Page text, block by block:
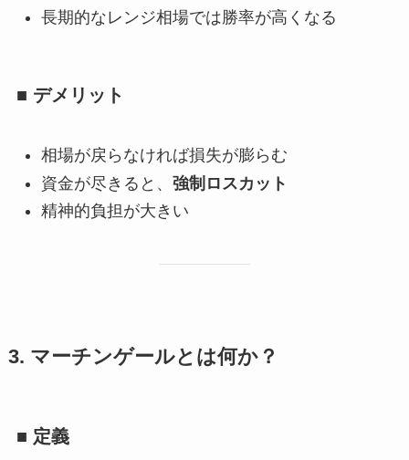
長期的なレンジ相場では勝率が高くなる
■ デメリット
相場が戻らなければ損失が膨らむ
資金が尽きると、 強制ロスカット
精神的負担が大きい
3. マーチンゲールとは何か？
■ 定義